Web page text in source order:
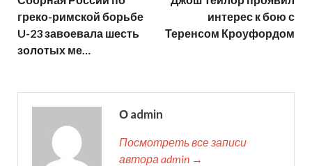
греко-римской борьбе
U-23 завоевала шесть
золотых ме…
интерес к бою с
Теренсом Кроуфордом
О admin
Посмотреть все записи
автора admin →